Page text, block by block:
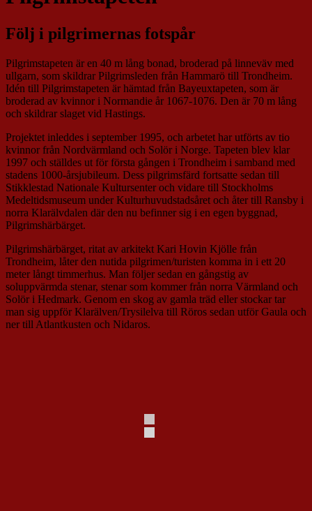
Följ i pilgrimernas fotspår
Pilgrimstapeten är en 40 m lång bonad, broderad på linneväv med
ullgarn, som skildrar Pilgrimsleden från Hammarö till Trondheim.
Idén till Pilgrimstapeten är hämtad från Bayeuxtapeten, som är
broderad av kvinnor i Normandie år 1067-1076. Den är 70 m lång
och skildrar slaget vid Hastings.
Projektet inleddes i september 1995, och arbetet har utförts av tio
kvinnor från Nordvärmland och Solör i Norge. Tapeten blev klar
1997 och ställdes ut för första gången i Trondheim i samband med
stadens 1000-årsjubileum. Dess pilgrimsfärd fortsatte sedan till
Stikklestad Nationale Kultursenter och vidare till Stockholms
Medeltidsmuseum under Kulturhuvudstadsåret och åter till Ransby i
norra Klarälvdalen där den nu befinner sig i en egen byggnad,
Pilgrimshärbärget.
Pilgrimshärbärget, ritat av arkitekt Kari Hovin Kjölle från
Trondheim, låter den nutida pilgrimen/turisten komma in i ett 20
meter långt timmerhus. Man följer sedan en gångstig av
soluppvärmda stenar, stenar som kommer från norra Värmland och
Solör i Hedmark. Genom en skog av gamla träd eller stockar tar
man sig uppför Klarälven/Trysilelva till Röros sedan utför Gaula och
ner till Atlantkusten och Nidaros.